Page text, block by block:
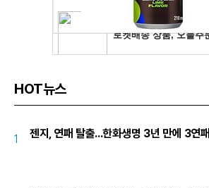
HOT뉴스
1 젠지, 연패 탈출...한화생명 3년 만에 3연패